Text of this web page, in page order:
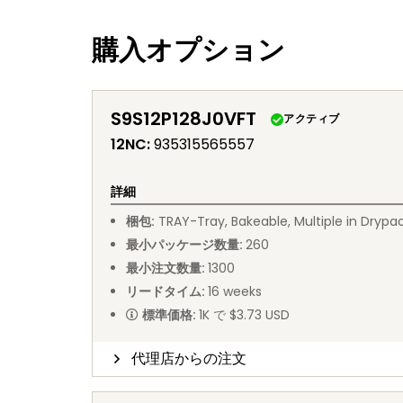
購入オプション
S9S12P128J0VFT アクティブ
12NC:935315565557
詳細
梱包: TRAY-Tray, Bakeable, Multiple in
最小パッケージ数量: 260
最小注文数量: 1300
リードタイム: 16 weeks
標準価格: 1K で $3.73 USD
代理店からの注文